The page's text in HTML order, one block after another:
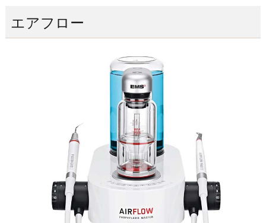
エアフロー